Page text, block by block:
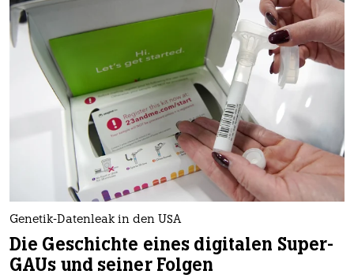
Genetik-Datenleak in den USA
Die Geschichte eines digitalen Super-
GAUs und seiner Folgen